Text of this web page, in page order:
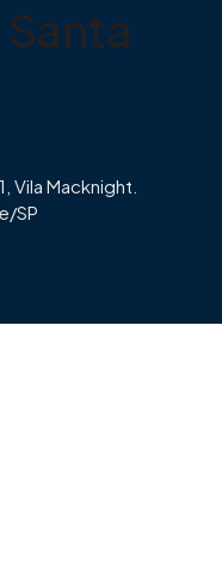
Vila Macknight.
SP